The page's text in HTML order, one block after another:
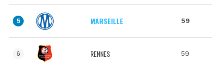
5 MARSEILLE 59
6 RENNES 59